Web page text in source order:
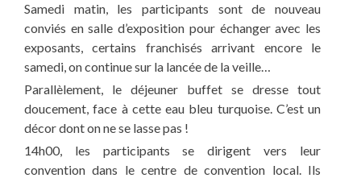
Samedi matin, les participants sont de nouveau
conviés en salle d’exposition pour échanger avec les
exposants, certains franchisés arrivant encore le
samedi, on continue sur la lancée de la veille…
Parallèlement, le déjeuner buffet se dresse tout
doucement, face à cette eau bleu turquoise. C’est un
décor dont on ne se lasse pas !
14h00, les participants se dirigent vers leur
convention dans le centre de convention local. Ils